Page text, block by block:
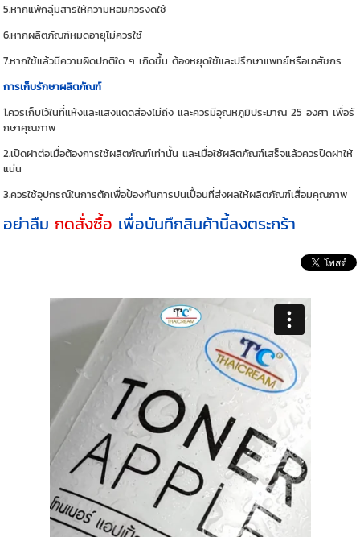
5.หากแพ้กลุ่มสารให้ความหอมควรงดใช้
6.หากผลิตภัณฑ์หมดอายุไม่ควรใช้
7.หากใช้แล้วมีความผิดปกติใด ๆ เกิดขึ้น ต้องหยุดใช้และปรึกษาแพทย์หรือเภสัชกร
การเก็บรักษาผลิตภัณฑ์
1.ควรเก็บไว้ในที่แห้งและแสงแดดส่องไม่ถึง และควรมีอุณหภูมิประมาณ 25 องศา เพื่อรั
กษาคุณภาพ
2.เปิดฝาต่อเมื่อต้องการใช้ผลิตภัณฑ์เท่านั้น และเมื่อใช้ผลิตภัณฑ์เสร็จแล้วควรปิดฝาให้
แน่น
3.ควรใช้อุปกรณ์ในการตักเพื่อป้องกันการปนเปื้อนที่ส่งผลให้ผลิตภัณฑ์เสื่อมคุณภาพ
อย่าลืมกดสั่งซื้อ เพื่อบันทึกสินค้านี้ลงตระกร้า